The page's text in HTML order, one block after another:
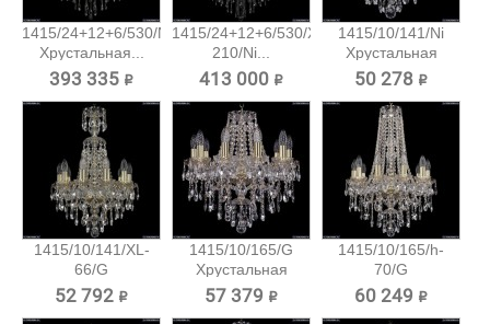
1415/24+12+6/530/Ni
Хрустальная...
393 335 ₽
1415/24+12+6/530/XL-
210/Ni...
413 000 ₽
1415/10/141/Ni
Хрустальная
подвесная...
50 278 ₽
1415/10/141/XL-
66/G
Хрустальная...
52 792 ₽
1415/10/165/G
Хрустальная
подвесная...
57 379 ₽
1415/10/165/h-
70/G
Хрустальная...
60 249 ₽